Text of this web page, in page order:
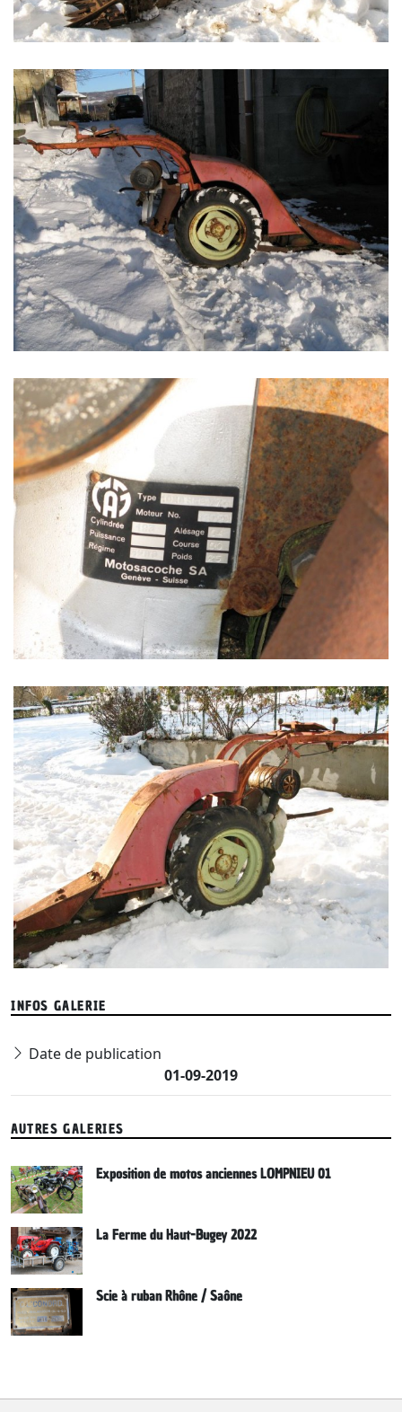
INFOS GALERIE
Date de publication
01-09-2019
AUTRES GALERIES
Exposition de motos anciennes LOMPNIEU 01
La Ferme du Haut-Bugey 2022
Scie à ruban Rhône / Saône